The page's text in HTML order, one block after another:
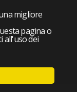
migliore
pagina o
all'uso dei